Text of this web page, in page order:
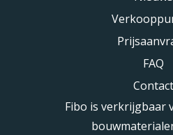
FAQ
Contact
Fibo is verkrijgbaar